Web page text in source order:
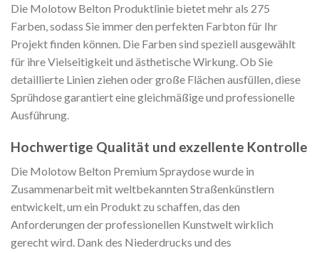
Die Molotow Belton Produktlinie bietet mehr als 275
Farben, sodass Sie immer den perfekten Farbton für Ihr
Projekt finden können. Die Farben sind speziell ausgewählt
für ihre Vielseitigkeit und ästhetische Wirkung. Ob Sie
detaillierte Linien ziehen oder große Flächen ausfüllen, diese
Sprühdose garantiert eine gleichmäßige und professionelle
Ausführung.
Hochwertige Qualität und exzellente Kontrolle
Die Molotow Belton Premium Spraydose wurde in
Zusammenarbeit mit weltbekannten Straßenkünstlern
entwickelt, um ein Produkt zu schaffen, das den
Anforderungen der professionellen Kunstwelt wirklich
gerecht wird. Dank des Niederdrucks und des